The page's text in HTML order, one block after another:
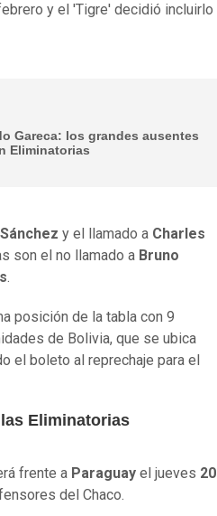
y el 'Tigre' decidió incluirlo
Gareca: los grandes ausentes
Eliminatorias
y el llamado a Charles
son el no llamado a Bruno
.
posición de la tabla con 9
de Bolivia, que se ubica
el boleto al reprechaje para el
Eliminatorias
frente a Paraguay el jueves 20
del Chaco.